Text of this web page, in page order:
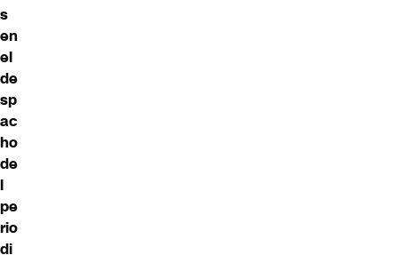
s
en
el
de
sp
ac
ho
de
l
pe
rio
di